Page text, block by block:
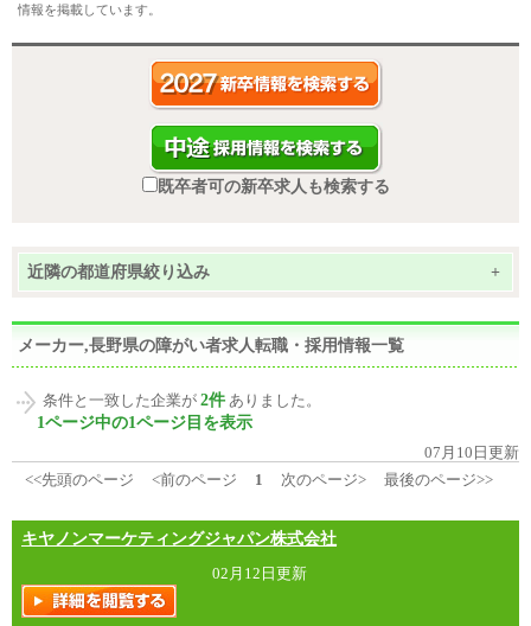
情報を掲載しています。
既卒者可の新卒求人も検索する
近隣の都道府県絞り込み +
メーカー,長野県の障がい者求人転職・採用情報一覧
条件と一致した企業が 2件 ありました。
1ページ中の1ページ目を表示
07月10日更新
<<先頭のページ
<前のページ 1 次のページ> 最後のページ>>
キヤノンマーケティングジャパン株式会社
02月12日更新